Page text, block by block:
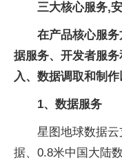
三大核心服务,
在产品核心服
据服务、开发者服
入、数据调取和制作
1、 数据服务
星图地球数据云
据、0.8米中国大陆